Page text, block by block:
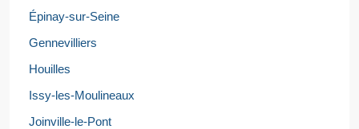
Épinay-sur-Seine
Gennevilliers
Houilles
Issy-les-Moulineaux
Joinville-le-Pont